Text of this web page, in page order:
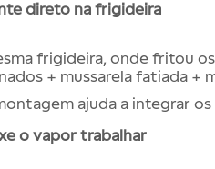
direto na frigideira
frigideira, onde fritou
+ mussarela fatiada +
ajuda a integrar
o vapor trabalhar